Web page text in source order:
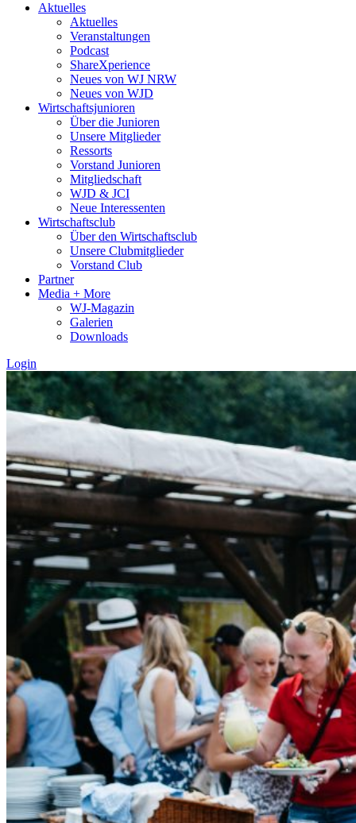
Aktuelles
Aktuelles
Veranstaltungen
Podcast
ShareXperience
Neues von WJ NRW
Neues von WJD
Wirtschaftsjunioren
Über die Junioren
Unsere Mitglieder
Ressorts
Vorstand Junioren
Mitgliedschaft
WJD & JCI
Neue Interessenten
Wirtschaftsclub
Über den Wirtschaftsclub
Unsere Clubmitglieder
Vorstand Club
Partner
Media + More
WJ-Magazin
Galerien
Downloads
Login